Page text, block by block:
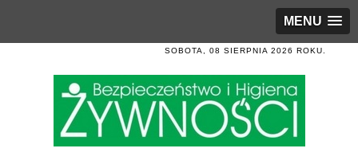
MENU
SOBOTA, 08 SIERPNIA 2026 ROKU.